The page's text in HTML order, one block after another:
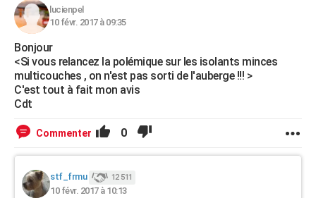
lucienpel
10 févr. 2017 à 09:35
Bonjour
<Si vous relancez la polémique sur les isolants minces
multicouches , on n'est pas sorti de l'auberge !!! >
C'est tout à fait mon avis
Cdt
Commenter 0
stf_frmu 12 511
10 févr. 2017 à 10:13